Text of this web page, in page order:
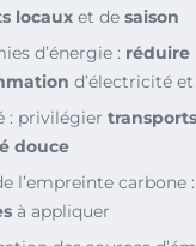
locaux et de saison
d’énergie : réduire
d’électricité et
: privilégier
douce
l’empreinte carbone
à appliquer